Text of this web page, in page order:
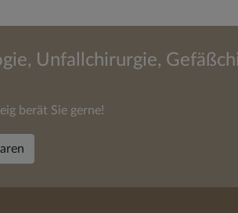
Unfallchirurgie,
berät Sie gerne!